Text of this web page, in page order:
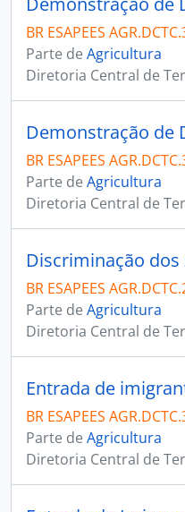
BR ESAPEES
Parte de Agricultura
Diretoria Central de
Demonstração de
BR ESAPEES
Parte de Agricultura
Diretoria Central de
BR ESAPEES
Parte de Agricultura
Diretoria Central de
BR ESAPEES
Parte de Agricultura
Diretoria Central de